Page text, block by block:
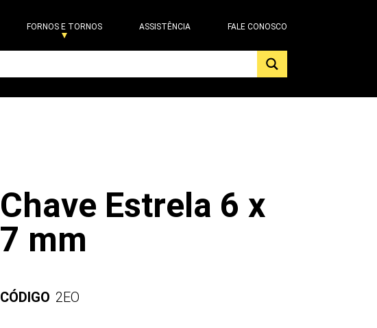
FORNOS E TORNOS ASSISTÊNCIA FALE CONOSCO
Chave Estrela 6 x
7 mm
CÓDIGO 2EO